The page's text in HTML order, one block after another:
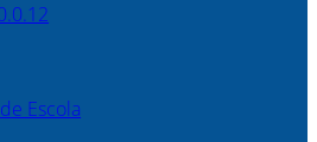
Escola